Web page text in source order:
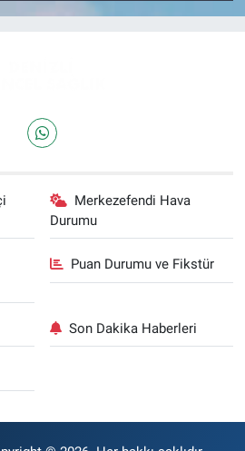
Merkezefendi Hava
Durumu
Puan Durumu ve Fikstür
Son Dakika Haberleri